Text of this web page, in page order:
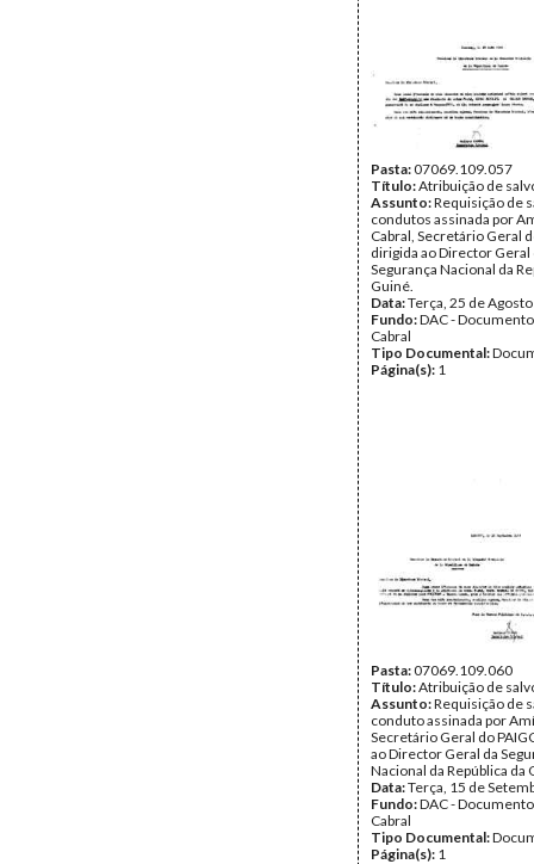
Pasta:07069.109.057
Título:Atribuição de
Assunto:Requisição de
condutos assinada por
Cabral, Secretário Geral
dirigida ao Director Geral
Segurança Nacional da
Guiné.
Data:Terça, 25 de
Fundo:DAC -
Cabral
Tipo Documental:
Página(s): 1
Pasta:07069.109.060
Título:Atribuição de
Assunto:Requisição de
conduto assinada por
Secretário Geral do
ao Director Geral da
Nacional da República da
Data:Terça, 15 de
Fundo:DAC -
Cabral
Tipo Documental:
Página(s): 1